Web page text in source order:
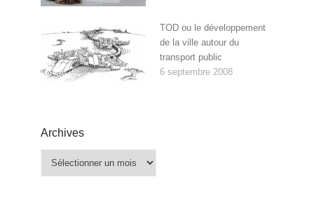
TOD ou le développement
de la ville autour du
transport public
6 septembre 2008
Archives